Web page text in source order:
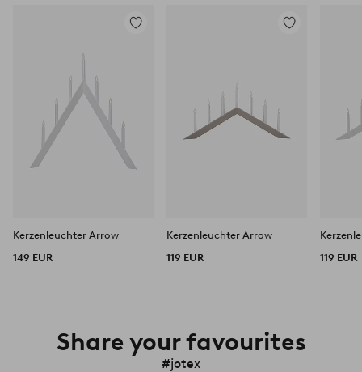
Zu
Kerzenleuchter Arrow
149 EUR
Zu
Kerzenleuchter Arrow
119 EUR
119 EUR
Share your favourites
#jotex